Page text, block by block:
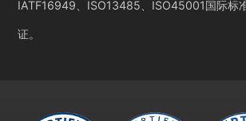
IATF16949、ISO13485、ISO45001国际标
证。